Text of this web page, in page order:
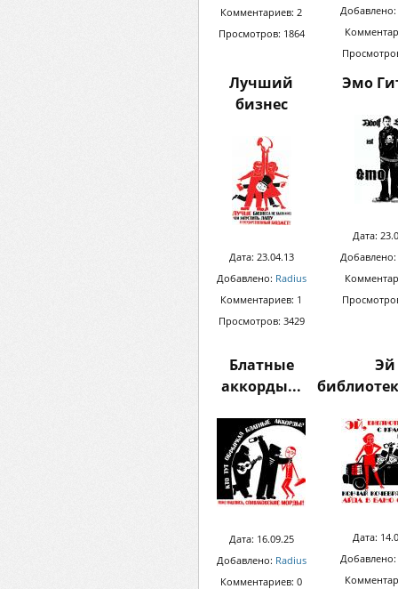
Комментариев: 2
Просмотров: 1864
Добавлено:
Лучший
бизнес
Дата: 23.04.13
Добавлено: Radius
Комментариев: 1
Просмотров: 3429
Эмо
Дата:
Добавлено:
Блатные
аккорды...
Дата: 16.09.25
Добавлено: Radius
Комментариев: 0
Эй
Дата:
Добавлено: